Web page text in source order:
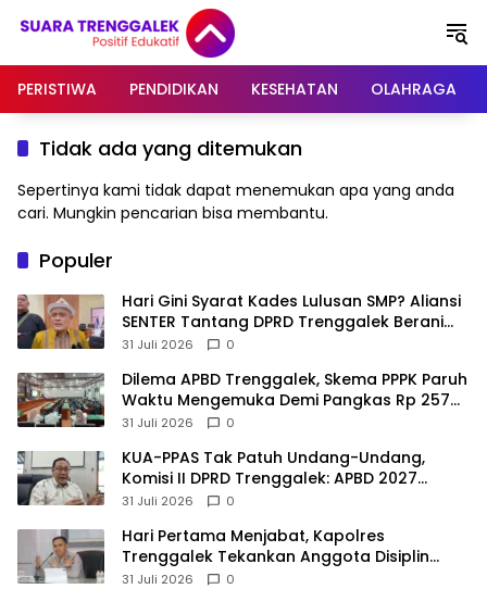
PERISTIWA
PENDIDIKAN KESEHATAN OLAHRAGA
Tidak ada yang ditemukan
Sepertinya kami tidak dapat menemukan apa yang anda
cari. Mungkin pencarian bisa membantu.
Populer
Hari Gini Syarat Kades Lulusan SMP? Aliansi
SENTER Tantang DPRD Trenggalek Berani
Gunakan Open Legal Policy!
31 Juli 2026 0
Dilema APBD Trenggalek, Skema PPPK Paruh
Waktu Mengemuka Demi Pangkas Rp 257
Miliar
31 Juli 2026 0
KUA-PPAS Tak Patuh Undang-Undang,
Komisi II DPRD Trenggalek: APBD 2027
Terancam Sanksi
31 Juli 2026 0
Hari Pertama Menjabat, Kapolres
Trenggalek Tekankan Anggota Disiplin
Hindari Pelanggaran
31 Juli 2026 0